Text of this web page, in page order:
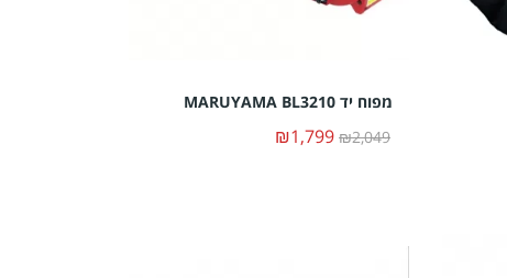
מפוח יד MARUYAMA BL3210
₪2,049
₪1,799